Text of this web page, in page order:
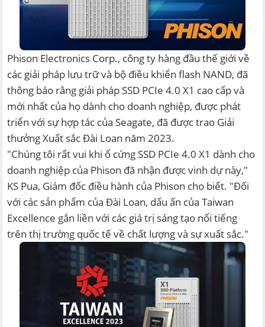
Phison Electronics Corp., công ty hàng đầu thế giới về
các giải pháp lưu trữ và bộ điều khiển flash NAND, đã
thông báo rằng giải pháp SSD PCIe 4.0 X1 cao cấp và
mới nhất của họ dành cho doanh nghiệp, được phát
triển với sự hợp tác của Seagate, đã được trao Giải
thưởng Xuất sắc Đài Loan năm 2023.
"Chúng tôi rất vui khi ổ cứng SSD PCIe 4.0 X1 dành cho
doanh nghiệp của Phison đã nhận được vinh dự này,"
KS Pua, Giám đốc điều hành của Phison cho biết. "Đối
với các sản phẩm của Đài Loan, dấu ấn của Taiwan
Excellence gắn liền với các giá trị sáng tạo nổi tiếng
trên thị trường quốc tế về chất lượng và sự xuất sắc."